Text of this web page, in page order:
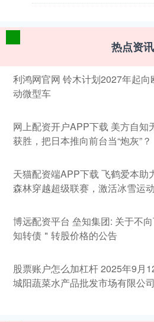
热点资讯
利鸿网官网 铃木计划2027年起向
动微型车
网上配资开户APP下载 美方自知
获胜，把日本推向前台当“炮灰”？
天猫配资端APP下载 飞鹤爱本助
森林穿越超级联赛，激活冰雪运
博远配资平台 垒知集团: 关于不
知转债＂转股价格的公告
股票账户怎么加杠杆 2025年9月
城阳蔬菜水产品批发市场有限公